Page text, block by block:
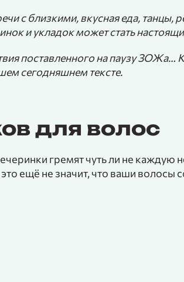
с близкими, вкусная еда, танцы,
и укладок может стать
поставленного на паузу
сегодняшнем тексте.
для волос
гремят чуть ли не каждую
ещё не значит, что ваши волосы